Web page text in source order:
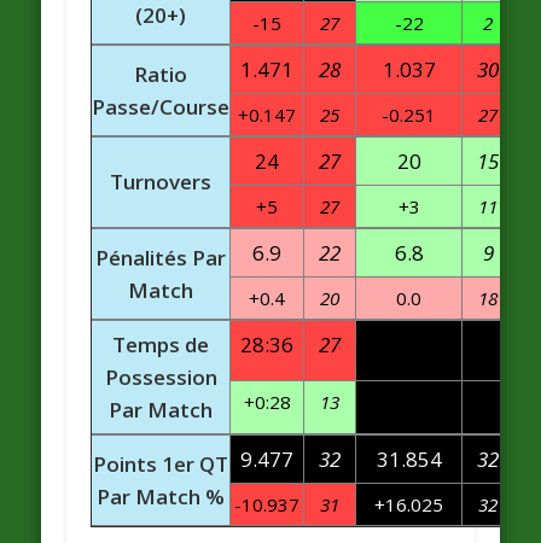
(20+)
-15 27 -22 2
Ratio
Passe/Course
1.471 28 1.037 30
+0.147 25 -0.251 27
Turnovers
24 27 20 15
+5 27 +3 11
Pénalités Par
Match
6.9 22 6.8 9
+0.4 20 0.0 18
Temps de
Possession
Par Match
28:36 27
+0:28 13
Points 1er QT
Par Match %
9.477 32 31.854 32
-10.937 31 +16.025 32